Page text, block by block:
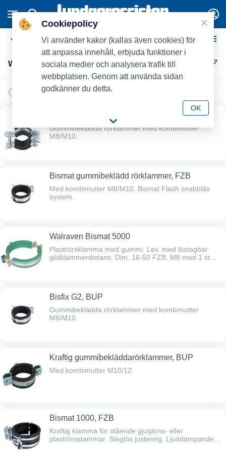
Walraven BIS rörklammer
Walraven BIS rörklammer (6)
Gummibeklädda rörklammer med kombimutter
M8/M10.
Bismat gummibeklädd rörklammer, FZB
Med kombimutter M8/M10. Bismat Flash snabblås
system.
Walraven Bismat 5000
Plaströrsklamma med gummi. Lev. med löstagbar
glidklammerdistans. Dim. 16-50 FZB, M8 med 1 st
Bisfix G2, BUP
Gummibeklädda rörklammer med kombimutter
M8/M10.
Kraftig gummibekläddarörklammer, BUP
Med kombimutter M10/12.
Bismat 1000, FZB
Kraftig klamma för stående gjutjärns- eller
plaströrsstammar. Steglös justering. Ljuddämpande
Cookiepolicy
Vi använder kakor (kallas även cookies) för
att anpassa innehåll, erbjuda funktioner i
sociala medier och analysera trafik till
webbplatsen. Genom att använda sidan
godkänner du detta.
OK